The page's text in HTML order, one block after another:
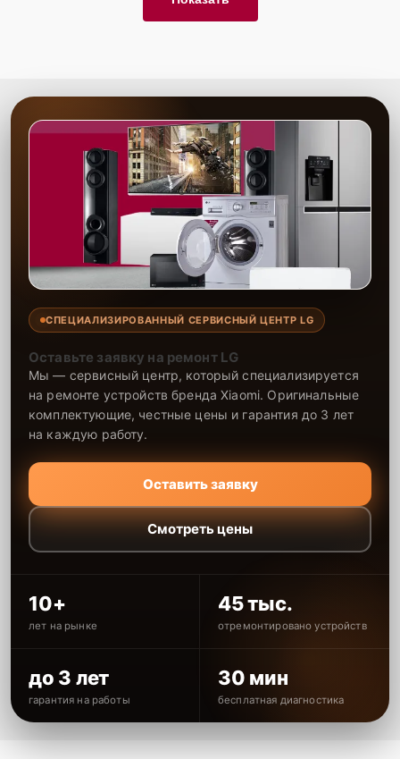
долговечность запчастей гарантированы, что делает ваше
СПЕЦИАЛИЗИРОВАННЫЙ СЕРВИСНЫЙ ЦЕНТР LG
Оставьте заявку на ремонт LG
Мы — сервисный центр, который специализируется
на ремонте устройств бренда Xiaomi. Оригинальные
комплектующие, честные цены и гарантия до 3 лет
на каждую работу.
Оставить заявку
Смотреть цены
10+
лет на рынке
45 тыс.
отремонтировано устройств
до 3 лет
гарантия на работы
30 мин
бесплатная диагностика